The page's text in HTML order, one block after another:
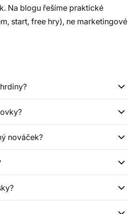
Na blogu řešíme praktické
start, free hry), ne marketingové
nováček?